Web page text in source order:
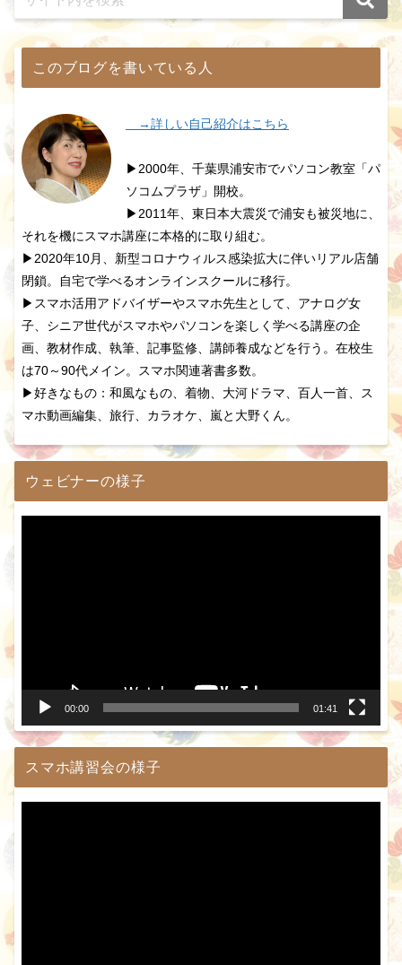
このブログを書いている人
→詳しい自己紹介はこちら
▶2000年、千葉県浦安市でパソコン教室「パ
ソコムプラザ」開校。
▶2011年、東日本大震災で浦安も被災地に、
それを機にスマホ講座に本格的に取り組む。
▶2020年10月、新型コロナウィルス感染拡大に伴いリアル店舗
閉鎖。自宅で学べるオンラインスクールに移行。
▶スマホ活用アドバイザーやスマホ先生として、アナログ女
子、シニア世代がスマホやパソコンを楽しく学べる講座の企
画、教材作成、執筆、記事監修、講師養成などを行う。在校生
は70～90代メイン。スマホ関連著書多数。
▶好きなもの：和風なもの、着物、大河ドラマ、百人一首、ス
マホ動画編集、旅行、カラオケ、嵐と大野くん。
ウェビナーの様子
00:00 01:41
スマホ講習会の様子